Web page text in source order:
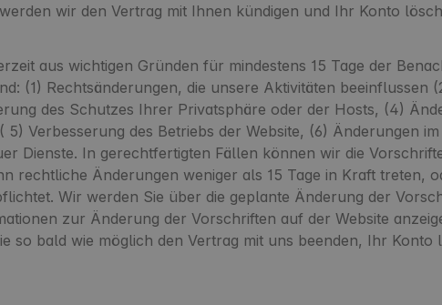
wir den Vertrag mit Ihnen kündigen und Ihr Konto
aus wichtigen Gründen für mindestens 15 Tage der
(1) Rechtsänderungen, die unsere Aktivitäten beeinflussen
des Schutzes Ihrer Privatsphäre oder der Hosts, (4)
Verbesserung des Betriebs der Website, (6) Änderungen
Dienste. In gerechtfertigten Fällen können wir die
rechtliche Änderungen weniger als 15 Tage in Kraft treten,
Wir werden Sie über die geplante Änderung der
zur Änderung der Vorschriften auf der Website
so bald wie möglich den Vertrag mit uns beenden, Ihr Konto